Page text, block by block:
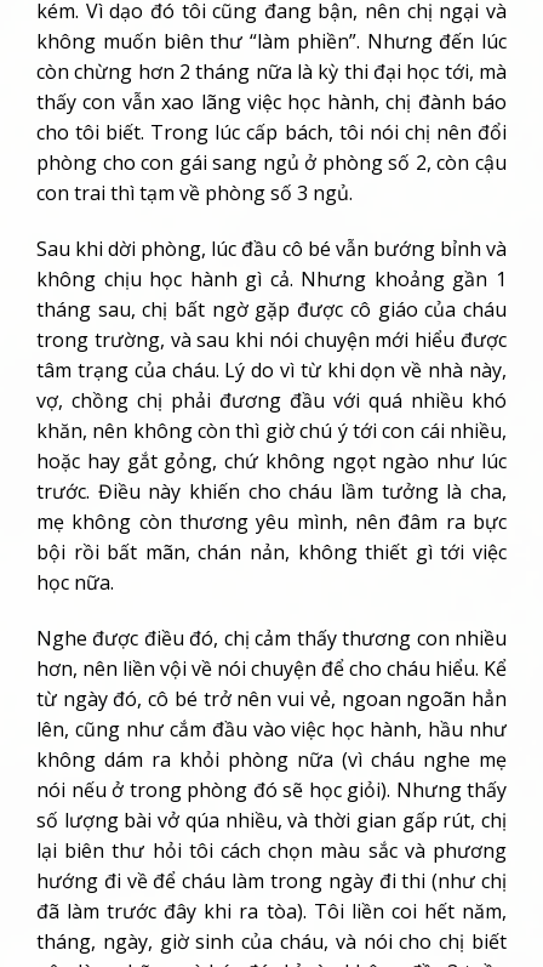
kém. Vì dạo đó tôi cũng đang bận, nên chị ngại và
không muốn biên thư “làm phiền”. Nhưng đến lúc
còn chừng hơn 2 tháng nữa là kỳ thi đại học tới, mà
thấy con vẫn xao lãng việc học hành, chị đành báo
cho tôi biết. Trong lúc cấp bách, tôi nói chị nên đổi
phòng cho con gái sang ngủ ở phòng số 2, còn cậu
con trai thì tạm về phòng số 3 ngủ.
Sau khi dời phòng, lúc đầu cô bé vẫn bướng bỉnh và
không chịu học hành gì cả. Nhưng khoảng gần 1
tháng sau, chị bất ngờ gặp được cô giáo của cháu
trong trường, và sau khi nói chuyện mới hiểu được
tâm trạng của cháu. Lý do vì từ khi dọn về nhà này,
vợ, chồng chị phải đương đầu với quá nhiều khó
khăn, nên không còn thì giờ chú ý tới con cái nhiều,
hoặc hay gắt gỏng, chứ không ngọt ngào như lúc
trước. Điều này khiến cho cháu lầm tưởng là cha,
mẹ không còn thương yêu mình, nên đâm ra bực
bội rồi bất mãn, chán nản, không thiết gì tới việc
học nữa.
Nghe được điều đó, chị cảm thấy thương con nhiều
hơn, nên liền vội về nói chuyện để cho cháu hiểu. Kể
từ ngày đó, cô bé trở nên vui vẻ, ngoan ngoãn hẳn
lên, cũng như cắm đầu vào việc học hành, hầu như
không dám ra khỏi phòng nữa (vì cháu nghe mẹ
nói nếu ở trong phòng đó sẽ học giỏi). Nhưng thấy
số lượng bài vở qúa nhiều, và thời gian gấp rút, chị
lại biên thư hỏi tôi cách chọn màu sắc và phương
hướng đi về để cháu làm trong ngày đi thi (như chị
đã làm trước đây khi ra tòa). Tôi liền coi hết năm,
tháng, ngày, giờ sinh của cháu, và nói cho chị biết